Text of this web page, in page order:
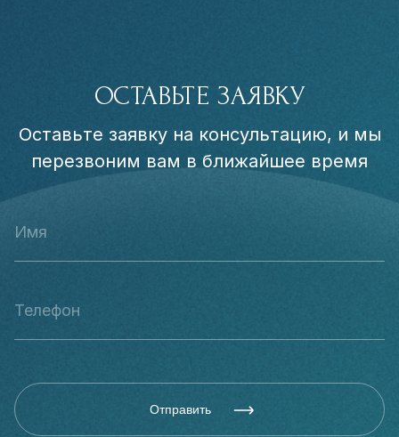
ОСТАВЬТЕ ЗАЯВКУ
Оставьте заявку на консультацию, и мы
перезвоним вам в ближайшее время
Отправить